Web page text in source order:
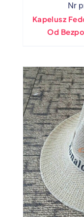
Nr
Kapelusz
Od